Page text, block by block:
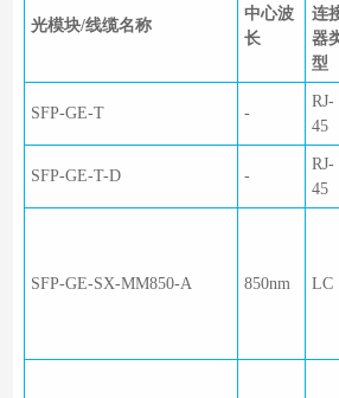
光模块/线缆名称
中心波
长
连
器
型
SFP-GE-T -
RJ-
45
SFP-GE-T-D -
RJ-
45
SFP-GE-SX-MM850-A 850nm LC